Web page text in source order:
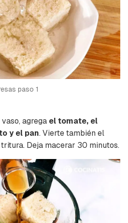
cuenta de Cocinatis.
CANCELAR
paso 1
agrega el tomate, el
y el pan. Vierte también el
Deja macerar 30 minutos.